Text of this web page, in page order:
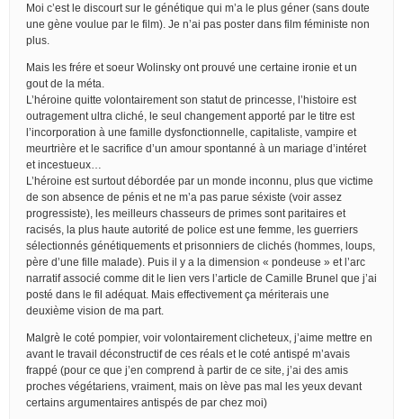
Moi c’est le discourt sur le génétique qui m’a le plus géner (sans doute
une gène voulue par le film). Je n’ai pas poster dans film féministe non
plus.
Mais les frére et soeur Wolinsky ont prouvé une certaine ironie et un
gout de la méta.
L’héroine quitte volontairement son statut de princesse, l’histoire est
outragement ultra cliché, le seul changement apporté par le titre est
l’incorporation à une famille dysfonctionnelle, capitaliste, vampire et
meurtrière et le sacrifice d’un amour spontanné à un mariage d’intéret
et incestueux…
L’héroine est surtout débordée par un monde inconnu, plus que victime
de son absence de pénis et ne m’a pas parue séxiste (voir assez
progressiste), les meilleurs chasseurs de primes sont paritaires et
racisés, la plus haute autorité de police est une femme, les guerriers
sélectionnés génétiquements et prisonniers de clichés (hommes, loups,
père d’une fille malade). Puis il y a la dimension « pondeuse » et l’arc
narratif associé comme dit le lien vers l’article de Camille Brunel que j’ai
posté dans le fil adéquat. Mais effectivement ça mériterais une
deuxième vision de ma part.
Malgrè le coté pompier, voir volontairement clicheteux, j’aime mettre en
avant le travail déconstructif de ces réals et le coté antispé m’avais
frappé (pour ce que j’en comprend à partir de ce site, j’ai des amis
proches végétariens, vraiment, mais on lève pas mal les yeux devant
certains argumentaires antispés de par chez moi)